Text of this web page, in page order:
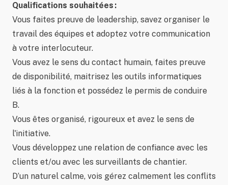
Qualifications souhaitées :
Vous faites preuve de leadership, savez organiser le
travail des équipes et adoptez votre communication
à votre interlocuteur.
Vous avez le sens du contact humain, faites preuve
de disponibilité, maitrisez les outils informatiques
liés à la fonction et possédez le permis de conduire
B.
Vous êtes organisé, rigoureux et avez le sens de
l'initiative.
Vous développez une relation de confiance avec les
clients et/ou avec les surveillants de chantier.
D’un naturel calme, vois gérez calmement les conflits